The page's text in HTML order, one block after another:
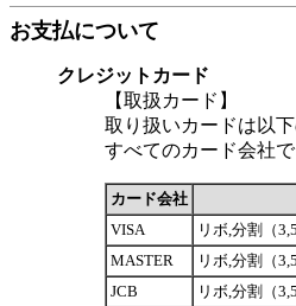
お支払について
クレジットカード
【取扱カード】
取り扱いカードは以下
すべてのカード会社
カード会社
VISA
リボ,分割（
MASTER
リボ,分割（
JCB
リボ,分割（